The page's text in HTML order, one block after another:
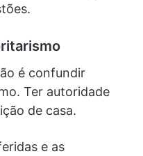
é confundir
Ter autoridade
de casa.
e as